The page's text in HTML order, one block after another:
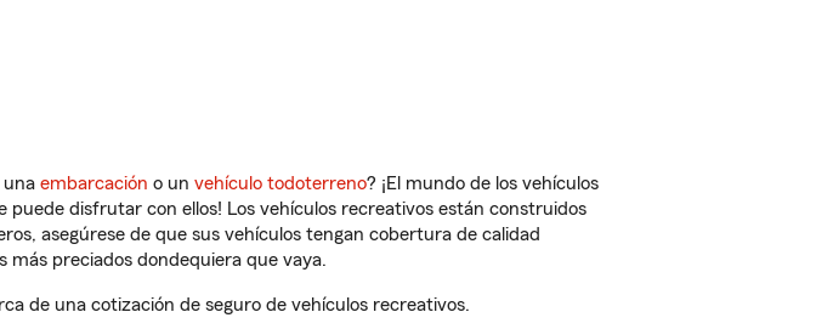
una embarcación o un vehículo todoterreno? ¡El mundo de los vehículos
disfrutar con ellos! Los vehículos recreativos están construidos
asegúrese de que sus vehículos tengan cobertura de calidad
más preciados dondequiera que vaya.
de una cotización de seguro de vehículos recreativos.